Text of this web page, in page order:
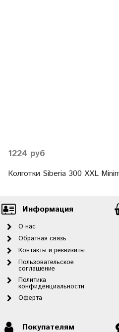
1224 руб
Колготки Siberia 300 XXL
Информация
О нас
Обратная связь
Контакты и реквизиты
Пользовательское
соглашение
Политика
конфиденциальности
Оферта
Покупателям